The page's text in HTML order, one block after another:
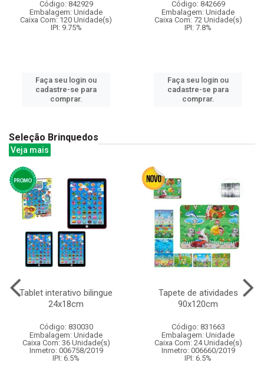
Código: 842929
Embalagem: Unidade
Caixa Com: 120 Unidade(s)
IPI: 9.75%
Faça seu login ou
cadastre-se para
comprar.
Código: 842669
Embalagem: Unidade
Caixa Com: 72 Unidade(s)
IPI: 7.8%
Faça seu login ou
cadastre-se para
comprar.
Seleção Brinquedos
Veja mais
Tablet interativo bilingue
24x18cm
Código: 830030
Embalagem: Unidade
Caixa Com: 36 Unidade(s)
Inmetro: 006758/2019
IPI: 6.5%
Tapete de atividades
90x120cm
Código: 831663
Embalagem: Unidade
Caixa Com: 24 Unidade(s)
Inmetro: 006660/2019
IPI: 6.5%